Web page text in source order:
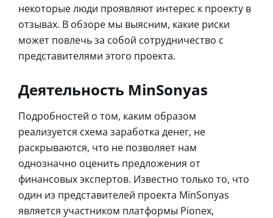
некоторые люди проявляют интерес к проекту в
отзывах. В обзоре мы выясним, какие риски
может повлечь за собой сотрудничество с
представителями этого проекта.
Деятельность MinSonyas
Подробностей о том, каким образом
реализуется схема заработка денег, не
раскрываются, что не позволяет нам
однозначно оценить предложения от
финансовых экспертов. Известно только то, что
один из представителей проекта MinSonyas
является участником платформы Pionex,